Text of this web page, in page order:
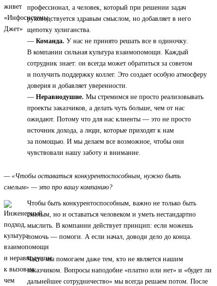
профессионал, а человек, который при решении задач
руководствуется здравым смыслом, но добавляет в него
щепотку хулиганства.
— Команда. У нас не принято решать все в одиночку.
В компании сильная культура взаимопомощи. Каждый
сотрудник знает: он всегда может обратиться за советом
и получить поддержку коллег. Это создает особую атмосферу
доверия и добавляет уверенности.
— Неравнодушие. Мы стремимся не просто реализовывать
проекты заказчиков, а делать чуть больше, чем от нас
ожидают. Потому что для нас клиенты — это не просто
источник дохода, а люди, которые приходят к нам
за помощью. И мы делаем все возможное, чтобы они
чувствовали нашу заботу и внимание.
— «Чтобы оставаться конкурентоспособным, нужно быть
смелым» — это про вашу компанию?
Чтобы быть конкурентоспособным, важно не только быть
смелым, но и оставаться человеком и уметь нестандартно
мыслить. В компании действует принцип: если можешь
помочь — помоги. А если начал, доводи дело до конца.
Часто мы помогаем даже тем, кто не является нашим
заказчиком. Вопросы наподобие «платно или нет» и «будет ли
дальнейшее сотрудничество» мы всегда решаем потом. После